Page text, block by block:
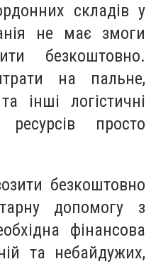
складів у
не має змоги
безкоштовно.
на пальне,
інші логістичні
просто
безкоштовно
допомогу з
фінансова
та небайдужих,